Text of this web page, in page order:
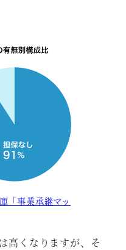
「事業承継マッ
高くなりますが、そ